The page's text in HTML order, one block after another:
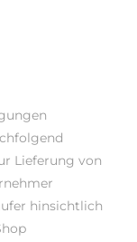
Lieferung von
hinsichtlich